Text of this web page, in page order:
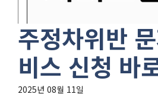
주정차위반
비스 신청 바
2025년 08월 11일